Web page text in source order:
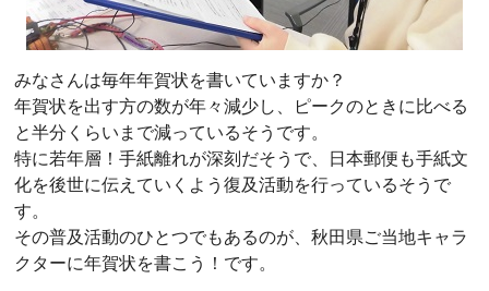
みなさんは毎年年賀状を書いていますか？
年賀状を出す方の数が年々減少し、ピークのときに比べる
と半分くらいまで減っているそうです。
特に若年層！手紙離れが深刻だそうで、日本郵便も手紙文
化を後世に伝えていくよう復及活動を行っているそうで
す。
その普及活動のひとつでもあるのが、秋田県ご当地キャラ
クターに年賀状を書こう！です。